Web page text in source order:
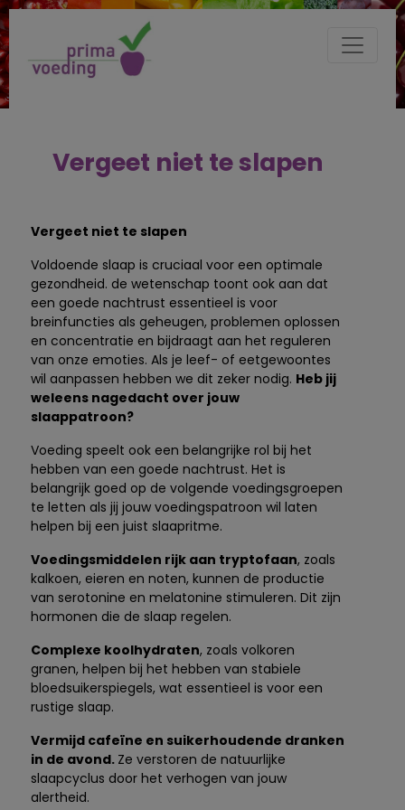
Vergeet niet te slapen
Vergeet niet te slapen
Voldoende slaap is cruciaal voor een optimale
gezondheid. de wetenschap toont ook aan dat
een goede nachtrust essentieel is voor
breinfuncties als geheugen, problemen oplossen
en concentratie en bijdraagt aan het reguleren
van onze emoties. Als je leef- of eetgewoontes
wil aanpassen hebben we dit zeker nodig. Heb jij
weleens nagedacht over jouw
slaappatroon?
Voeding speelt ook een belangrijke rol bij het
hebben van een goede nachtrust. Het is
belangrijk goed op de volgende voedingsgroepen
te letten als jij jouw voedingspatroon wil laten
helpen bij een juist slaapritme.
Voedingsmiddelen rijk aan tryptofaan, zoals
kalkoen, eieren en noten, kunnen de productie
van serotonine en melatonine stimuleren. Dit zijn
hormonen die de slaap regelen.
Complexe koolhydraten, zoals volkoren
granen, helpen bij het hebben van stabiele
bloedsuikerspiegels, wat essentieel is voor een
rustige slaap.
Vermijd cafeïne en suikerhoudende dranken
in de avond. Ze verstoren de natuurlijke
slaapcyclus door het verhogen van jouw
alertheid.